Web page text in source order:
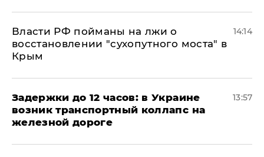
Власти РФ пойманы на лжи о
восстановлении "сухопутного моста" в
Крым
14:14
Задержки до 12 часов: в Украине
возник транспортный коллапс на
железной дороге
13:57